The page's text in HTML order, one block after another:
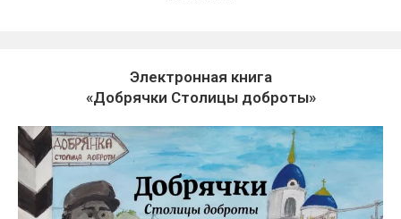
Электронная книга
«Добрячки Столицы доброты»